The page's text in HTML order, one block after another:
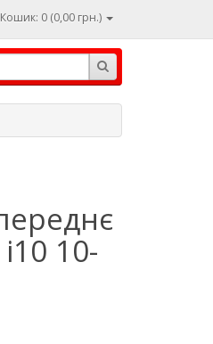
Кошик: 0 (0,00 грн.)
i10 10-